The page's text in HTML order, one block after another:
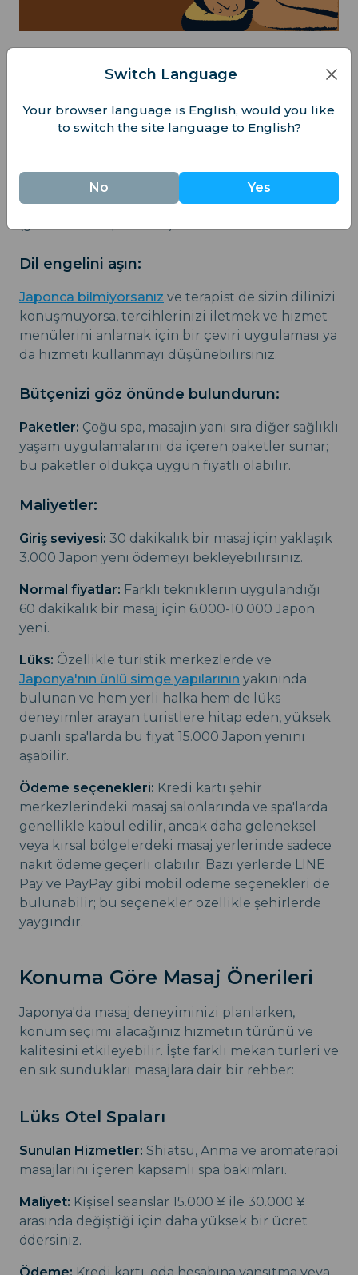
veya popüler bir otel spa'sına gidiyorsanız.
Tokyo veya Kyoto'da bilinen bir şehir spa'sını ya
da bünyesinde masaj hizmeti sunan bir ryokan
Dil engelini aşın:
Japonca bilmiyorsanız ve terapist de sizin dilinizi
konuşmuyorsa, tercihlerinizi iletmek ve hizmet
menülerini anlamak için bir çeviri uygulaması ya
da hizmeti kullanmayı düşünebilirsiniz.
Bütçenizi göz önünde bulundurun:
Paketler: Çoğu spa, masajın yanı sıra diğer sağlıklı
yaşam uygulamalarını da içeren paketler sunar;
bu paketler oldukça uygun fiyatlı olabilir.
Maliyetler:
Giriş seviyesi: 30 dakikalık bir masaj için yaklaşık
3.000 Japon yeni ödemeyi bekleyebilirsiniz.
Normal fiyatlar: Farklı tekniklerin uygulandığı
60 dakikalık bir masaj için 6.000-10.000 Japon
yeni.
Lüks: Özellikle turistik merkezlerde ve
Japonya'nın ünlü simge yapılarının yakınında
bulunan ve hem yerli halka hem de lüks
deneyimler arayan turistlere hitap eden, yüksek
puanlı spa'larda bu fiyat 15.000 Japon yenini
aşabilir.
Ödeme seçenekleri: Kredi kartı şehir
merkezlerindeki masaj salonlarında ve spa'larda
genellikle kabul edilir, ancak daha geleneksel
veya kırsal bölgelerdeki masaj yerlerinde sadece
nakit ödeme geçerli olabilir. Bazı yerlerde LINE
Pay ve PayPay gibi mobil ödeme seçenekleri de
bulunabilir; bu seçenekler özellikle şehirlerde
yaygındır.
Konuma Göre Masaj Önerileri
Japonya'da masaj deneyiminizi planlarken,
konum seçimi alacağınız hizmetin türünü ve
kalitesini etkileyebilir. İşte farklı mekan türleri ve
en sık sundukları masajlara dair bir rehber:
Lüks Otel Spaları
Sunulan Hizmetler: Shiatsu, Anma ve aromaterapi
masajlarını içeren kapsamlı spa bakımları.
Maliyet: Kişisel seanslar 15.000 ¥ ile 30.000 ¥
arasında değiştiği için daha yüksek bir ücret
ödersiniz.
Ödeme: Kredi kartı, oda hesabına yansıtma veya
Switch Language
Your browser language is English, would you like
to switch the site language to English?
No Yes